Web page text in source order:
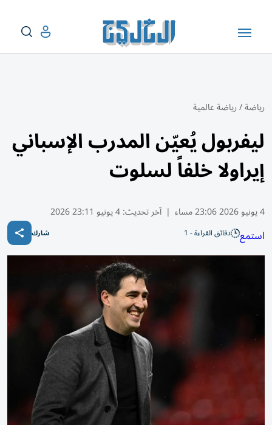
رياضة/رياضة عالمية
ليفربول يُعيّن المدرب الإسباني
إيراولا خلفاً لسلوت
4 يونيو 2026 23:06 مساء | آخر تحديث:4 يونيو 23:11 2026
استمع دقائق القراءة - 1 شارك